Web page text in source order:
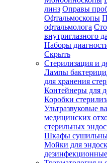
линз Оправы
Офтальмоскопы
офтальмолога
внутриглазного
Наборы
Скрыть
Стерилизация и
Лампы
для хранения
Контейнеры для
Коробки
Ультразвуковые
медицинских
стерильных
Шкафы
Мойки для
дезинфекционные